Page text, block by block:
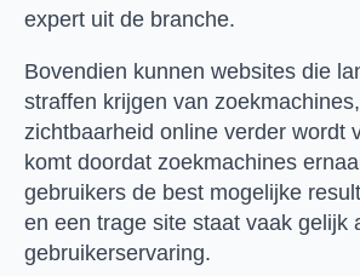
expert uit de branche.
Bovendien kunnen websites die
straffen krijgen van
zichtbaarheid online verder wordt
komt doordat zoekmachines
gebruikers de best mogelijke
en een trage site staat vaak gelijk
gebruikerservaring.